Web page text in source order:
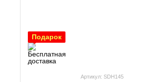
Подарок
Артикул: SDH145